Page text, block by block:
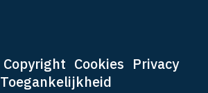
Copyright Cookies Privacy
Toegankelijkheid